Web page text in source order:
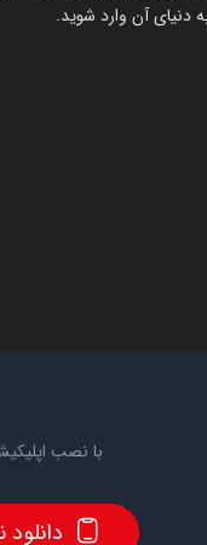
دنیای آن وارد شوید.
با نصب